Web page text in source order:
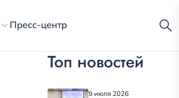
Пресс-центр
Топ новостей
9 июля 2026